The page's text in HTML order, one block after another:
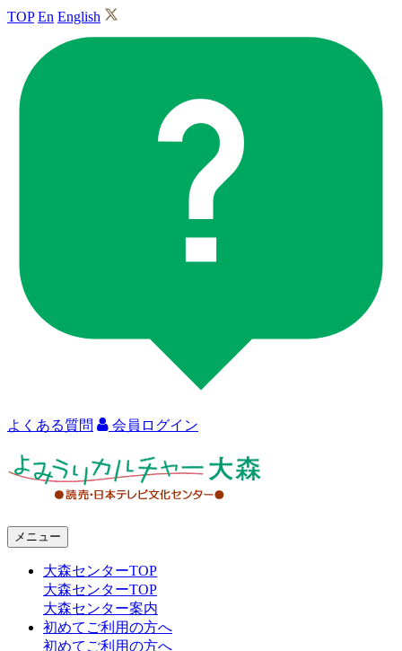
TOP En English
よくある質問 会員ログイン
メニュー
大森センターTOP
大森センターTOP
大森センター案内
初めてご利用の方へ
初めてご利用の方へ